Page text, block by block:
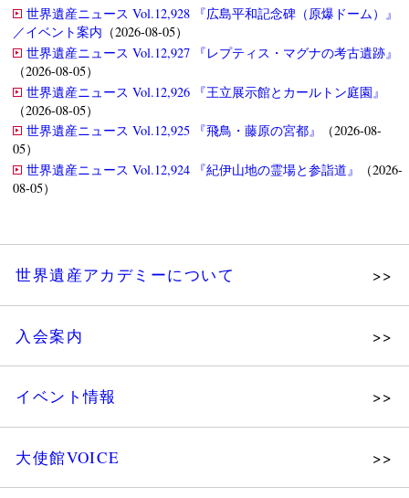
世界遺産ニュース Vol.12,928 『広島平和記念碑（原爆ドーム）』
／イベント案内 （2026-08-05）
世界遺産ニュース Vol.12,927 『レプティス・マグナの考古遺跡』
（2026-08-05）
世界遺産ニュース Vol.12,926 『王立展示館とカールトン庭園』
（2026-08-05）
世界遺産ニュース Vol.12,925 『飛鳥・藤原の宮都』
（2026-08-
05）
世界遺産ニュース Vol.12,924 『紀伊山地の霊場と参詣道』
（2026-
08-05）
世界遺産アカデミーについて
組織図・役員
入会案内
イベント情報
大使館VOICE